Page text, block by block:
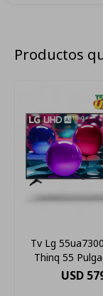
Productos
Tv Lg
Thinq 55
Smart
USD